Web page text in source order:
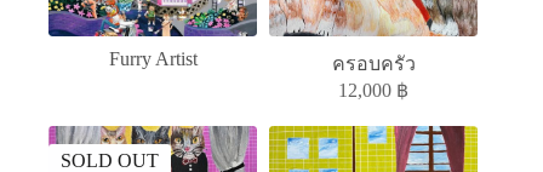
Furry Artist
ครอบครัว
12,000 ฿
SOLD OUT